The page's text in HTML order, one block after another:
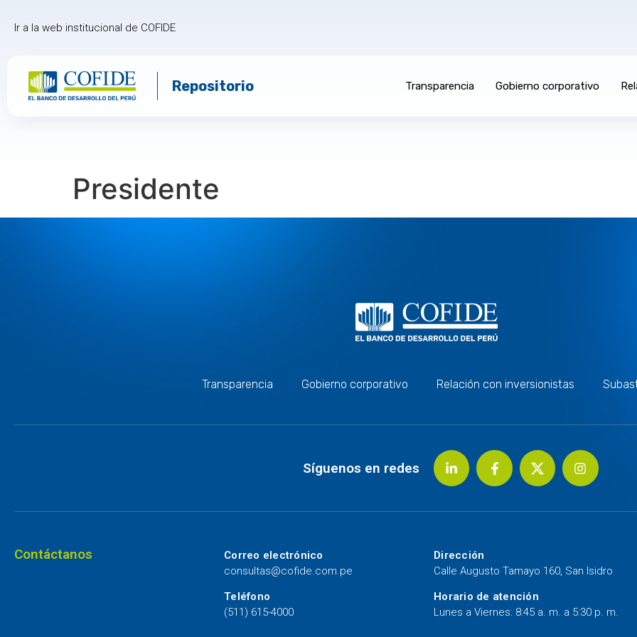
Ir a la web institucional de COFIDE
Repositorio Transparencia Gobierno corporativo
Presidente
Transparencia Gobierno corporativo Relación con inversionistas
Síguenos en redes
Contáctanos
Correo electrónico
consultas@cofide.com.pe
Teléfono
(511) 615-4000
Dirección
Calle Augusto Tamayo 160, San Isidro
Horario de atención
Lunes a Viernes: 8:45 a. m. a 5:30 p. m.